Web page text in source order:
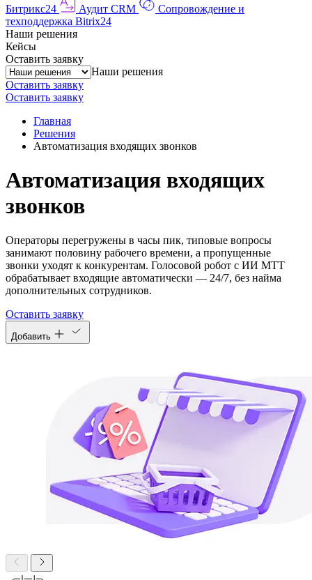
Битрикс24
Аудит CRM
Сопровождение и
техподдержка Bitrix24
Наши решения
Кейсы
Оставить заявку
Наши решения
Оставить заявку
Оставить заявку
Главная
Решения
Автоматизация входящих звонков
Автоматизация входящих
звонков
Операторы перегружены в часы пик, типовые вопросы
занимают половину рабочего времени, а пропущенные
звонки уходят к конкурентам. Голосовой робот с ИИ МТТ
обрабатывает входящие автоматически — 24/7, без найма
дополнительных сотрудников.
Оставить заявку
Добавить